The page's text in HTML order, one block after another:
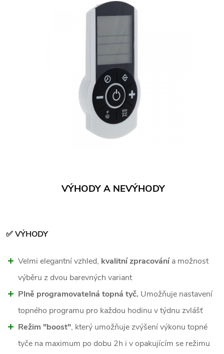
VÝHODY A NEVÝHODY
✅ VÝHODY
Velmi elegantní vzhled, kvalitní zpracovánía možnost
výběru z dvou barevných variant
Plně programovatelná topná tyč. Umožňuje nastavení
topného programu pro každou hodinu v týdnu zvlášť
Režim "boost", který umožňuje zvýšení výkonu topné
tyče na maximum po dobu 2h i v opakujícím se režimu